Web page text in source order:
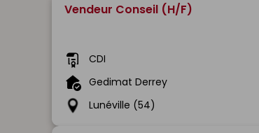
Vendeur Conseil (H/F)
CDI
Gedimat Derrey
Lunéville (54)